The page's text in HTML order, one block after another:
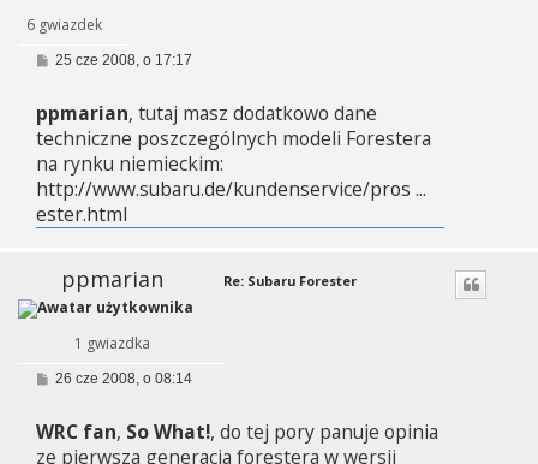
6 gwiazdek
P
t
25 cze 2008, o 17:17
ppmarian, tutaj masz dodatkowo dane
techniczne poszczególnych modeli Forestera
na rynku niemieckim:
http://www.subaru.de/kundenservice/pros ...
ester.html
ppmarian
1 gwiazdka
Re: Subaru Forester
P
t
26 cze 2008, o 08:14
WRC fan, So What!, do tej pory panuje opinia
ze pierwsza generacja forestera w wersji